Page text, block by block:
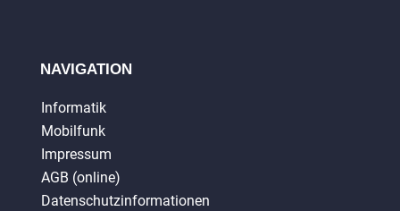
NAVIGATION
Informatik
Mobilfunk
Impressum
AGB (online)
Datenschutzinformationen